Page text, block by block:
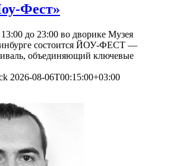
Фест»
13:00 до 23:00 во дворике Музея
состоится ЙОУ-ФЕСТ —
объединяющий ключевые
2026-08-06T00:15:00+03:00